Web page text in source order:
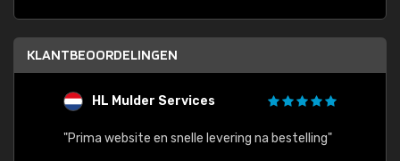
KLANTBEOORDELINGEN
HL Mulder Services
"Prima website en snelle levering na bestelling"